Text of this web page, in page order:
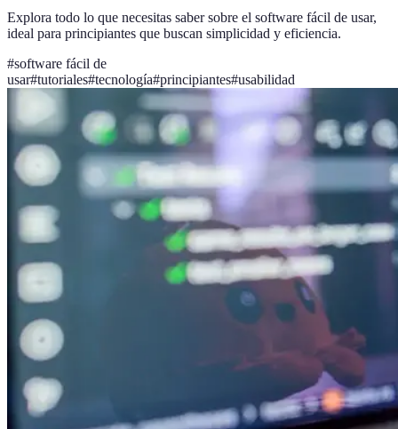
Explora todo lo que necesitas saber sobre el software fácil de usar,
ideal para principiantes que buscan simplicidad y eficiencia.
#software fácil de
usar#tutoriales#tecnología#principiantes#usabilidad